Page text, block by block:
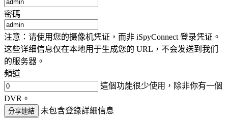
密碼
注意：请使用您的摄像机凭证，而非 iSpyConnect 登录凭证。
这些详细信息仅在本地用于生成您的 URL，不会发送到我们
的服务器。
頻道
這個功能很少使用，除非你有一個
DVR。
分享連結 未包含登錄詳細信息